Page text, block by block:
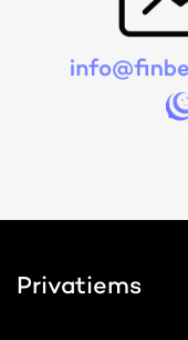
Privatiems